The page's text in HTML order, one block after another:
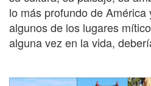
lo más profundo de
algunos de los lugares
alguna vez en la vida,